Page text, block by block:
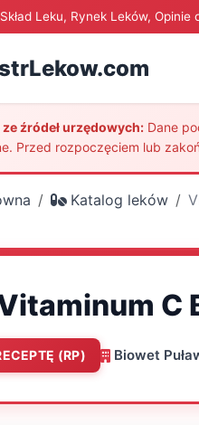
Leku, Rynek Leków, Opinie
źródeł urzędowych: Dane
Przed rozpoczęciem lub
Katalog leków
C
(RP) Biowet